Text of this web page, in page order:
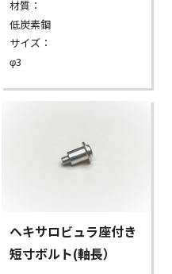
材質：
低炭素鋼
サイズ：
φ3
ヘキサロビュラ座付き
短寸ボルト(軸長）